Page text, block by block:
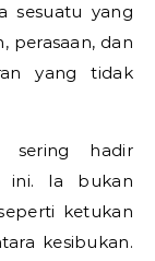
sesuatu yang
perasaan, dan
yang tidak
sering hadir
ini. Ia bukan
ketukan
kesibukan.